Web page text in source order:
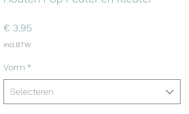
€ 3,95
incl.BTW
Vorm *
Selecteren